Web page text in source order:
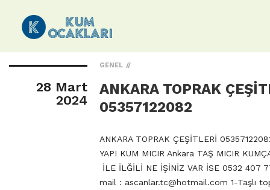
28 Mart
2024
GENEL
ANKARA TOPRAK
05357122082
ANKARA TOPRAK ÇEŞİTLERİ
YAPI KUM MICIR Ankara TAŞ MICIR
İLE İLĞİLİ NE İŞİNİZ VAR İSE 0532 407
mail : ascanlar.tc@hotmail.com 1-Taşlı